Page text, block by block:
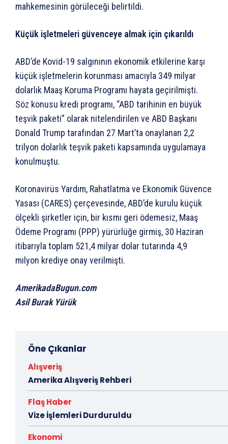
mahkemesinin görüleceği belirtildi.
Küçük işletmeleri güvenceye almak için çıkarıldı
ABD’de Kovid-19 salgınının ekonomik etkilerine karşı
küçük işletmelerin korunması amacıyla 349 milyar
dolarlık Maaş Koruma Programı hayata geçirilmişti.
Söz konusu kredi programı, “ABD tarihinin en büyük
teşvik paketi” olarak nitelendirilen ve ABD Başkanı
Donald Trump tarafından 27 Mart’ta onaylanan 2,2
trilyon dolarlık teşvik paketi kapsamında uygulamaya
konulmuştu.
Koronavirüs Yardım, Rahatlatma ve Ekonomik Güvence
Yasası (CARES) çerçevesinde, ABD’de kurulu küçük
ölçekli şirketler için, bir kısmı geri ödemesiz, Maaş
Ödeme Programı (PPP) yürürlüğe girmiş, 30 Haziran
itibarıyla toplam 521,4 milyar dolar tutarında 4,9
milyon krediye onay verilmişti.
AmerikadaBugun.com
Asil Burak Yürük
Öne Çıkanlar
Alışveriş
Amerika Alışveriş Rehberi
Flaş Haber
Vize İşlemleri Durduruldu
Ekonomi